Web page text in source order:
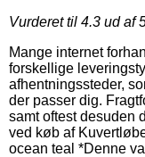
Vurderet til 4.3 ud af
Mange internet
forskellige
afhentningssteder,
der passer dig.
samt oftest desuden
ved køb af
ocean teal *Denne